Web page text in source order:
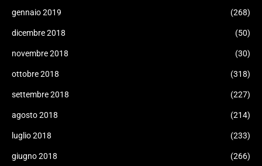
gennaio 2019 (268)
dicembre 2018 (50)
novembre 2018 (30)
ottobre 2018 (318)
settembre 2018 (227)
agosto 2018 (214)
luglio 2018 (233)
giugno 2018 (266)